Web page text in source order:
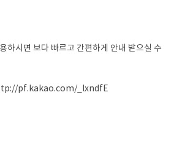
하시면 보다 빠르고 간편하게 안내 받으실 수
pf.kakao.com/_lxndfE